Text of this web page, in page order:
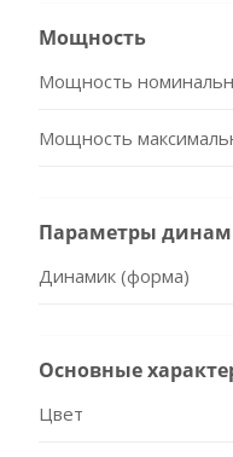
Мощность
Мощность
Мощность
Параметры
Динамик (форма)
Основные
Цвет